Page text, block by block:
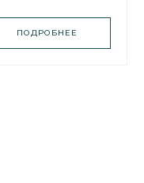
облегчение
ПОДРОБНЕЕ